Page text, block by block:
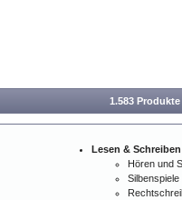
1.583
Lesen & Schreiben
Hören und
Silbenspiele